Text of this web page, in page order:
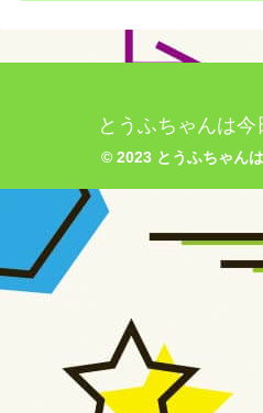
とうふちゃんは
© 2023 とうふちゃん